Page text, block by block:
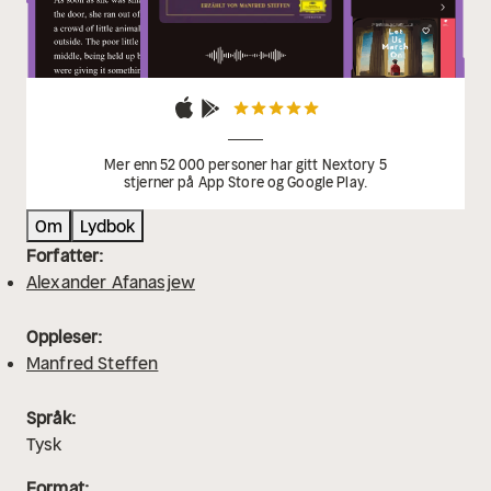
Mer enn 52 000 personer har gitt Nextory 5
stjerner på App Store og Google Play.
Om
Lydbok
Forfatter:
Alexander Afanasjew
Oppleser:
Manfred Steffen
Språk:
Tysk